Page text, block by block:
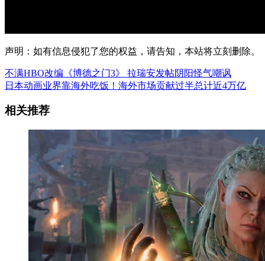
声明：如有信息侵犯了您的权益，请告知，本站将立刻删除。
不满HBO改编《博德之门3》 拉瑞安发帖阴阳怪气嘲讽
日本动画业界靠海外吃饭！海外市场贡献过半总计近4万亿
相关推荐